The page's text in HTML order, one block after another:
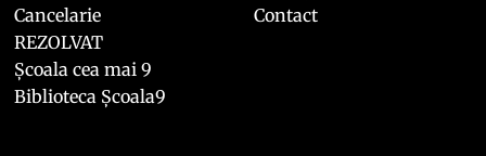
Cancelarie
REZOLVAT
Școala cea mai 9
Biblioteca Școala9
Contact